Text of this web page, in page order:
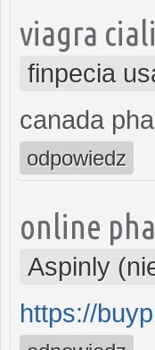
viagra
finpecia
canada
odpowiedz
online
Aspinly
https://